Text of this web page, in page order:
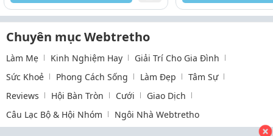
Chuyên mục Webtretho
Làm Mẹ Kinh Nghiệm Hay
Giải Trí Cho Gia Đình
Sức Khoẻ
Phong Cách Sống Làm Đẹp
Tâm Sự
Reviews
Hội Bàn Tròn Cưới
Giao Dịch
Câu Lạc Bộ & Hội Nhóm
Ngôi Nhà Webtretho